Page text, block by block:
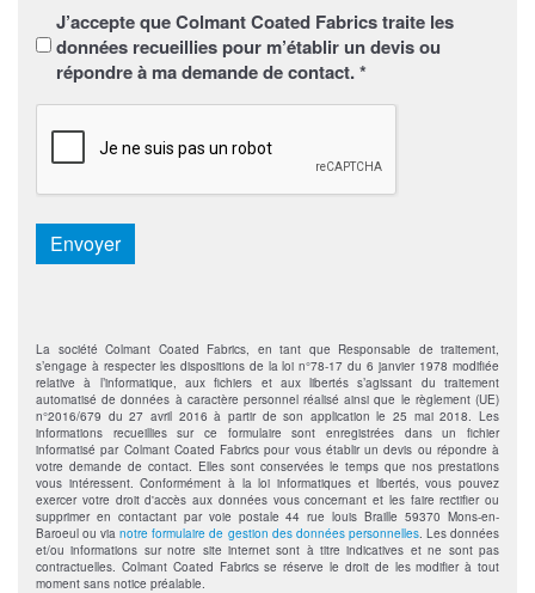
Sans
titre*
J’accepte que Colmant Coated Fabrics traite les
données recueillies pour m’établir un devis ou
répondre à ma demande de contact. *
CAPTCHA
Envoyer
La société Colmant Coated Fabrics, en tant que Responsable de traitement,
s’engage à respecter les dispositions de la loi n°78-17 du 6 janvier 1978 modifiée
relative à l’informatique, aux fichiers et aux libertés s’agissant du traitement
automatisé de données à caractère personnel réalisé ainsi que le règlement (UE)
n°2016/679 du 27 avril 2016 à partir de son application le 25 mai 2018. Les
informations recueillies sur ce formulaire sont enregistrées dans un fichier
informatisé par Colmant Coated Fabrics pour vous établir un devis ou répondre à
votre demande de contact. Elles sont conservées le temps que nos prestations
vous intéressent. Conformément à la loi informatiques et libertés, vous pouvez
exercer votre droit d'accès aux données vous concernant et les faire rectifier ou
supprimer en contactant par voie postale 44 rue louis Braille 59370 Mons-en-
Baroeul ou vianotre formulaire de gestion des données personnelles. Les données
et/ou informations sur notre site internet sont à titre indicatives et ne sont pas
contractuelles. Colmant Coated Fabrics se réserve le droit de les modifier à tout
moment sans notice préalable.